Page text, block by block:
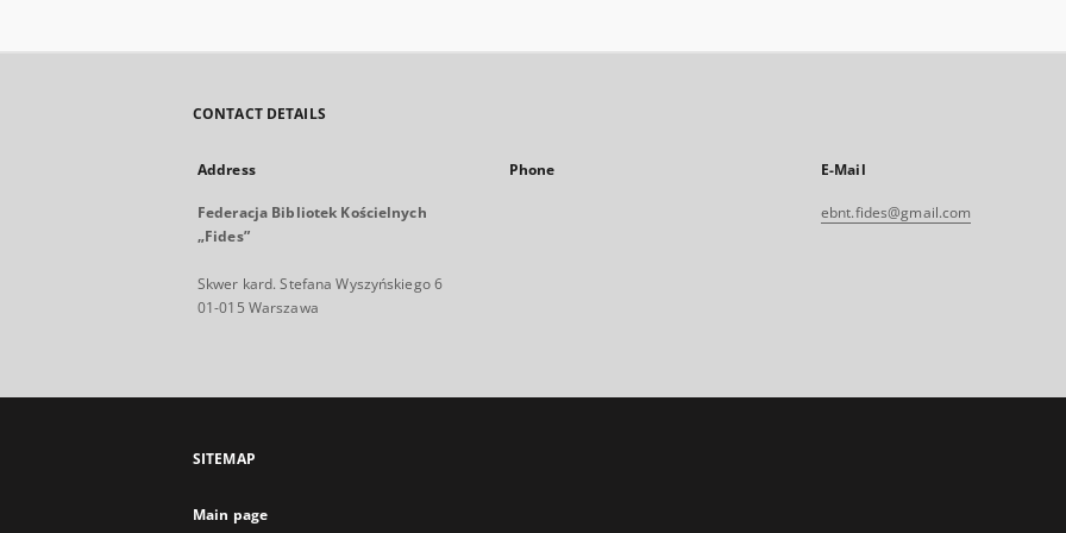
CONTACT DETAILS
Address
Federacja Bibliotek Kościelnych
„Fides”
Skwer kard. Stefana Wyszyńskiego 6
01-015 Warszawa
Phone E-Mail
ebnt.fides@gmail.com
SITEMAP
Main page